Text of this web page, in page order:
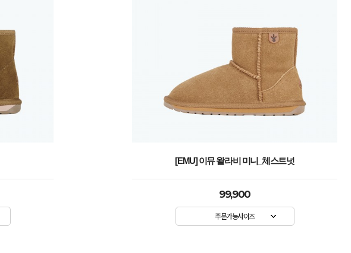
[EMU] 이뮤 왈라비 미니_체스트넛
99,900
주문가능사이즈